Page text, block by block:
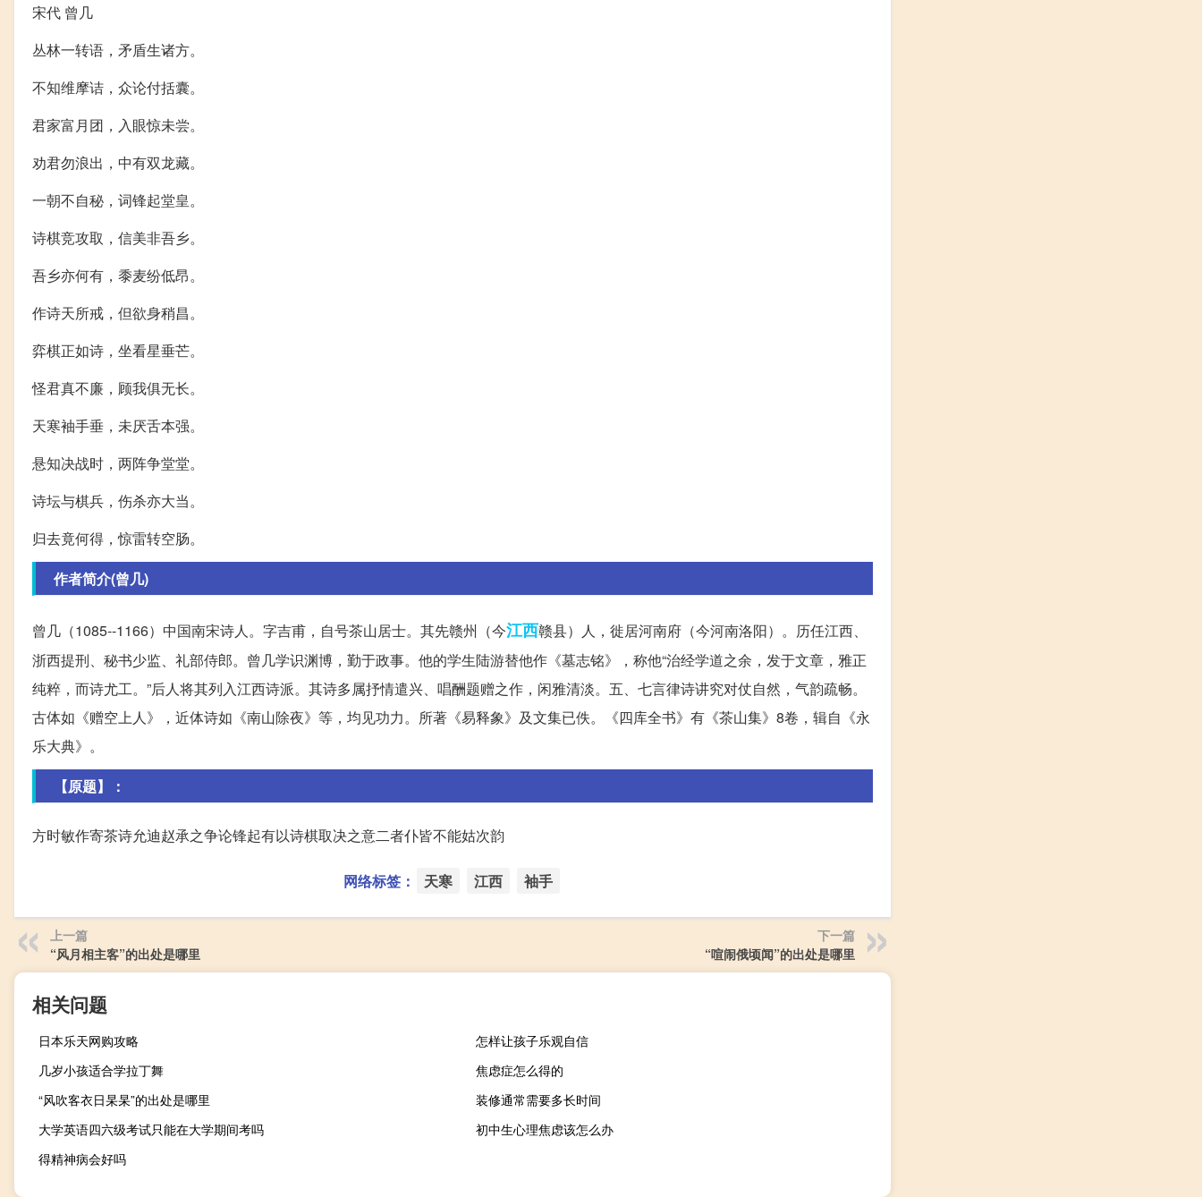
宋代 曾几
丛林一转语，矛盾生诸方。
不知维摩诘，众论付括囊。
君家富月团，入眼惊未尝。
劝君勿浪出，中有双龙藏。
一朝不自秘，词锋起堂皇。
诗棋竞攻取，信美非吾乡。
吾乡亦何有，黍麦纷低昂。
作诗天所戒，但欲身稍昌。
弈棋正如诗，坐看星垂芒。
怪君真不廉，顾我俱无长。
天寒袖手垂，未厌舌本强。
悬知决战时，两阵争堂堂。
诗坛与棋兵，伤杀亦大当。
归去竟何得，惊雷转空肠。
作者简介(曾几)
曾几（1085--1166）中国南宋诗人。字吉甫，自号茶山居士。其先赣州（今江西赣县）人，徙居河南府（今河南洛阳）。历任江西、
浙西提刑、秘书少监、礼部侍郎。曾几学识渊博，勤于政事。他的学生陆游替他作《墓志铭》，称他“治经学道之余，发于文章，雅正
纯粹，而诗尤工。”后人将其列入江西诗派。其诗多属抒情遣兴、唱酬题赠之作，闲雅清淡。五、七言律诗讲究对仗自然，气韵疏畅。
古体如《赠空上人》，近体诗如《南山除夜》等，均见功力。所著《易释象》及文集已佚。《四库全书》有《茶山集》8卷，辑自《永
乐大典》。
【原题】：
方时敏作寄茶诗允迪赵承之争论锋起有以诗棋取决之意二者仆皆不能姑次韵
网络标签： 天寒 江西 袖手
上一篇
“风月相主客”的出处是哪里
下一篇
“喧闹俄顷闻”的出处是哪里
相关问题
日本乐天网购攻略
怎样让孩子乐观自信
几岁小孩适合学拉丁舞
焦虑症怎么得的
“风吹客衣日杲杲”的出处是哪里
装修通常需要多长时间
大学英语四六级考试只能在大学期间考吗
初中生心理焦虑该怎么办
得精神病会好吗